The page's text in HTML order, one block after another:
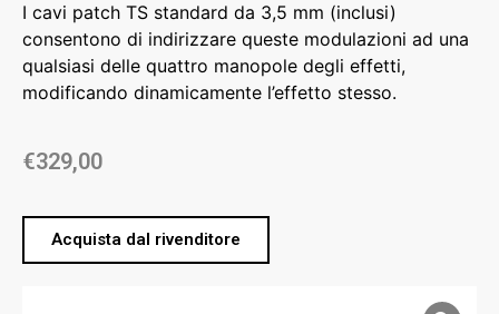
I cavi patch TS standard da 3,5 mm (inclusi)
consentono di indirizzare queste modulazioni ad una
qualsiasi delle quattro manopole degli effetti,
modificando dinamicamente l’effetto stesso.
€329,00
Acquista dal rivenditore